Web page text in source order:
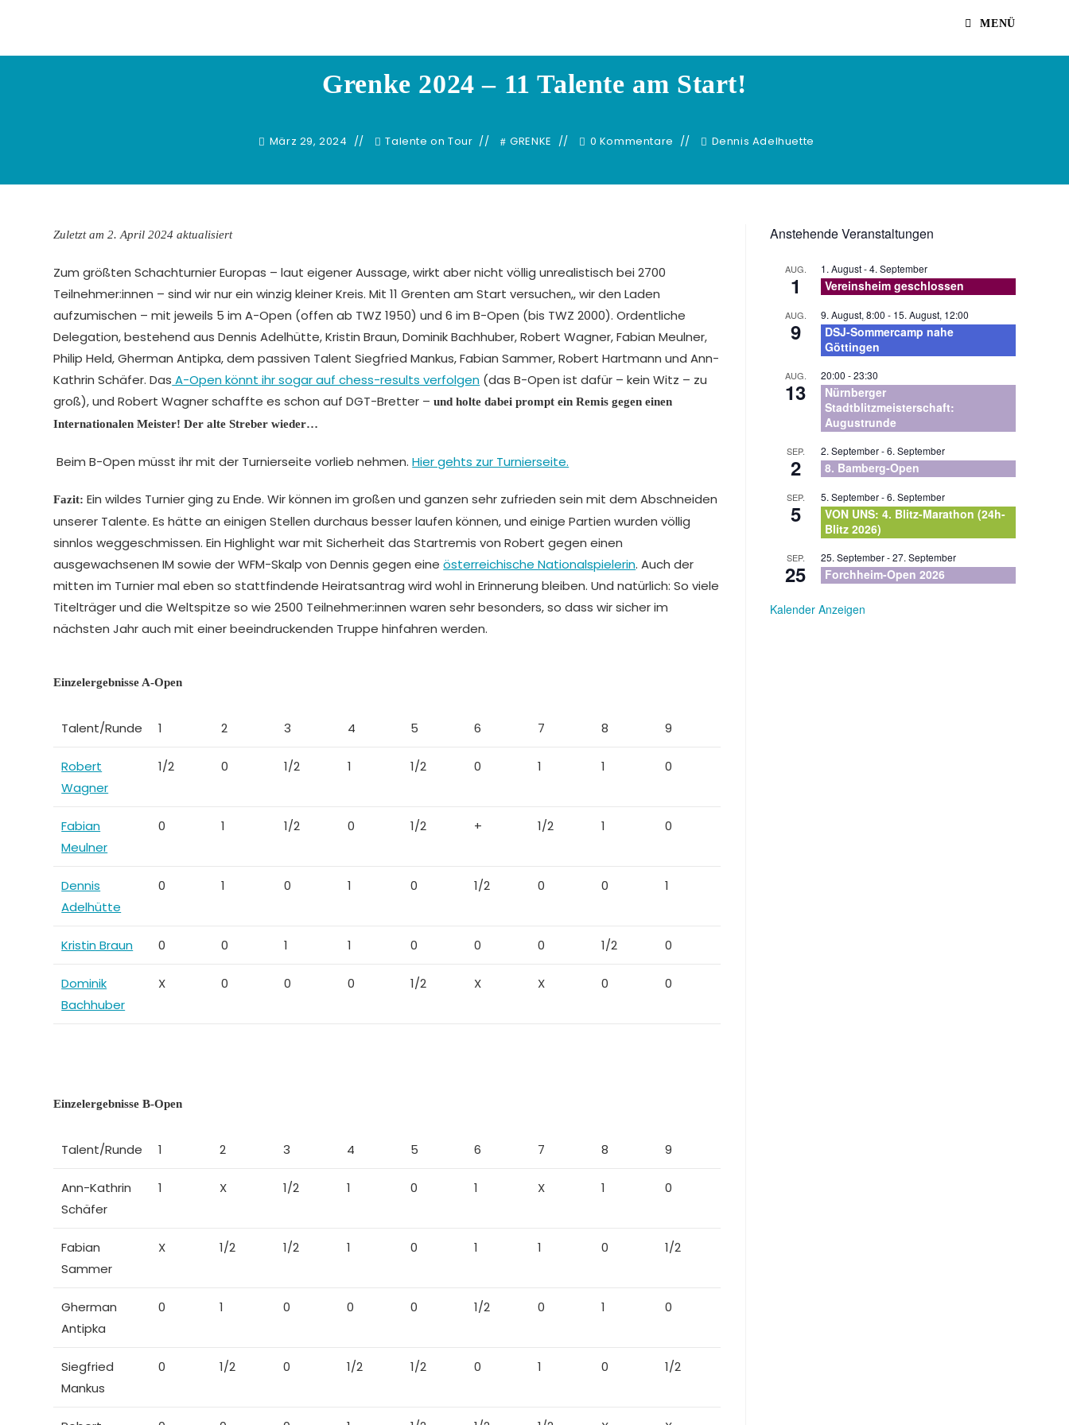
MENÜ
Grenke 2024 – 11 Talente am Start!
März 29, 2024 Talente on Tour GRENKE 0 Kommentare Dennis Adelhuette
Zuletzt am 2. April 2024 aktualisiert
Zum größten Schachturnier Europas – laut eigener Aussage, wirkt aber nicht völlig unrealistisch bei 2700
Teilnehmer:innen – sind wir nur ein winzig kleiner Kreis. Mit 11 Grenten am Start versuchen,, wir den Laden
aufzumischen – mit jeweils 5 im A-Open (offen ab TWZ 1950) und 6 im B-Open (bis TWZ 2000). Ordentliche
Delegation, bestehend aus Dennis Adelhütte, Kristin Braun, Dominik Bachhuber, Robert Wagner, Fabian Meulner,
Philip Held, Gherman Antipka, dem passiven Talent Siegfried Mankus, Fabian Sammer, Robert Hartmann und Ann-
Kathrin Schäfer. Das A-Open könnt ihr sogar auf chess-results verfolgen (das B-Open ist dafür – kein Witz – zu
groß), und Robert Wagner schaffte es schon auf DGT-Bretter –und holte dabei prompt ein Remis gegen einen
Internationalen Meister! Der alte Streber wieder…
Beim B-Open müsst ihr mit der Turnierseite vorlieb nehmen.Hier gehts zur Turnierseite.
Fazit:Ein wildes Turnier ging zu Ende. Wir können im großen und ganzen sehr zufrieden sein mit dem Abschneiden
unserer Talente. Es hätte an einigen Stellen durchaus besser laufen können, und einige Partien wurden völlig
sinnlos weggeschmissen. Ein Highlight war mit Sicherheit das Startremis von Robert gegen einen
ausgewachsenen IM sowie der WFM-Skalp von Dennis gegen eineösterreichische Nationalspielerin. Auch der
mitten im Turnier mal eben so stattfindende Heiratsantrag wird wohl in Erinnerung bleiben. Und natürlich: So viele
Titelträger und die Weltspitze so wie 2500 Teilnehmer:innen waren sehr besonders, so dass wir sicher im
nächsten Jahr auch mit einer beeindruckenden Truppe hinfahren werden.
Einzelergebnisse A-Open
Talent/Runde 1 2 3 4 5 6 7 8 9
Robert
Wagner
1/2 0 1/2 1 1/2 0 1 1 0
Fabian
Meulner
0 1 1/2 0 1/2 + 1/2 1 0
Dennis
Adelhütte
0 1 0 1 0 1/2 0 0 1
Kristin Braun 0 0 1 1 0 0 0 1/2 0
Dominik
Bachhuber
X 0 0 0 1/2 X X 0 0
Einzelergebnisse B-Open
Talent/Runde 1 2 3 4 5 6 7 8 9
Ann-Kathrin
Schäfer
1 X 1/2 1 0 1 X 1 0
Fabian
Sammer
X 1/2 1/2 1 0 1 1 0 1/2
Gherman
Antipka
0 1 0 0 0 1/2 0 1 0
Siegfried
Mankus
0 1/2 0 1/2 1/2 0 1 0 1/2
Anstehende Veranstaltungen
AUG.
1
1. August-4. September
Vereinsheim geschlossen
AUG.
9
9. August, 8:00 - 15. August, 12:00
DSJ-Sommercamp nahe
Göttingen
AUG.
13
20:00 -23:30
Nürnberger
Stadtblitzmeisterschaft:
Augustrunde
SEP.
2
2. September-6. September
8. Bamberg-Open
SEP.
5
5. September-6. September
VON UNS: 4. Blitz-Marathon (24h-
Blitz 2026)
SEP.
25
25. September-27. September
Forchheim-Open 2026
Kalender Anzeigen